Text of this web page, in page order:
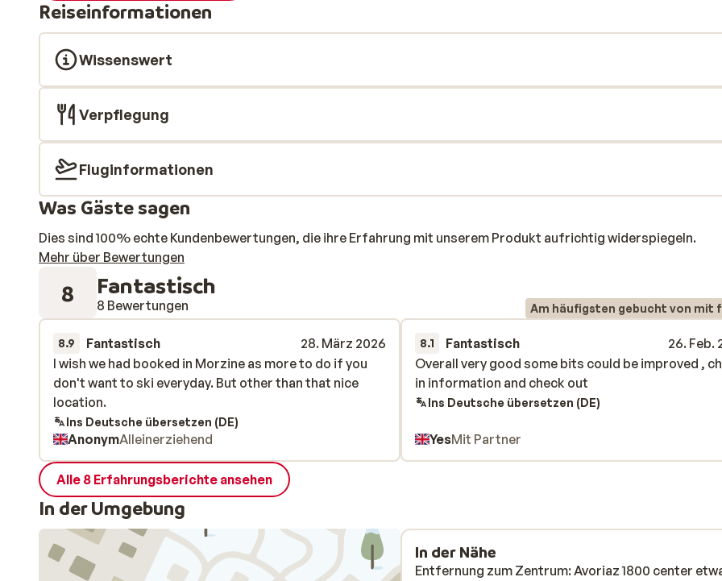
Reiseinformationen
Wissenswert
Verpflegung
Fluginformationen
Was Gäste sagen
Dies sind 100% echte Kundenbewertungen, die ihre Erfahrung mit unserem Produkt aufrichtig widerspiegeln.
Mehr über Bewertungen
8 Fantastisch
8 Bewertungen Am häufigsten gebucht von mit
8.9 Fantastisch
28. März 2026
I wish we had booked in Morzine as more to do if you
don't want to ski everyday. But other than that nice
location.
I wish we had booked in Morzine as more to do if you
don't want to ski everyday. But other than that nice
location.
Ins Deutsche übersetzen (DE)
AnonymAlleinerziehend
8.1 Fantastisch
26. Feb.
Overall very good some bits could be improved ,
in information and check out
Overall very good some bits could be improved ,
in information and check out
Ins Deutsche übersetzen (DE)
YesMit Partner
Alle 8 Erfahrungsberichte ansehen
In der Umgebung
In der Nähe
Entfernung zum Zentrum: Avoriaz 1800 center